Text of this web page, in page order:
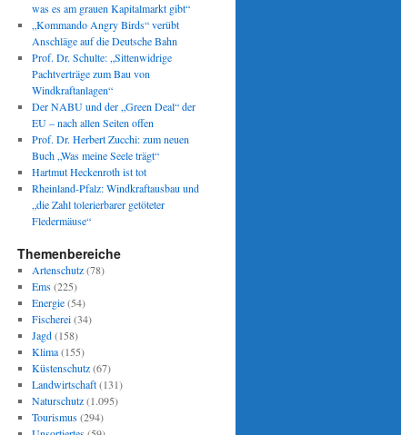
was es am grauen Kapitalmarkt gibt“
„Kommando Angry Birds“ verübt
Anschläge auf die Deutsche Bahn
Prof. Dr. Schulte: „Sittenwidrige
Pachtverträge zum Bau von
Windkraftanlagen“
Der NABU und der „Green Deal“ der
EU – nach allen Seiten offen
Prof. Dr. Herbert Zucchi: zum neuen
Buch „Was meine Seele trägt“
Hartmut Heckenroth ist tot
Rheinland-Pfalz: Windkraftausbau und
„die Zahl tolerierbarer getöteter
Fledermäuse“
Themenbereiche
Artenschutz(78)
Ems(225)
Energie(54)
Fischerei(34)
Jagd(158)
Klima(155)
Küstenschutz(67)
Landwirtschaft(131)
Naturschutz(1.095)
Tourismus(294)